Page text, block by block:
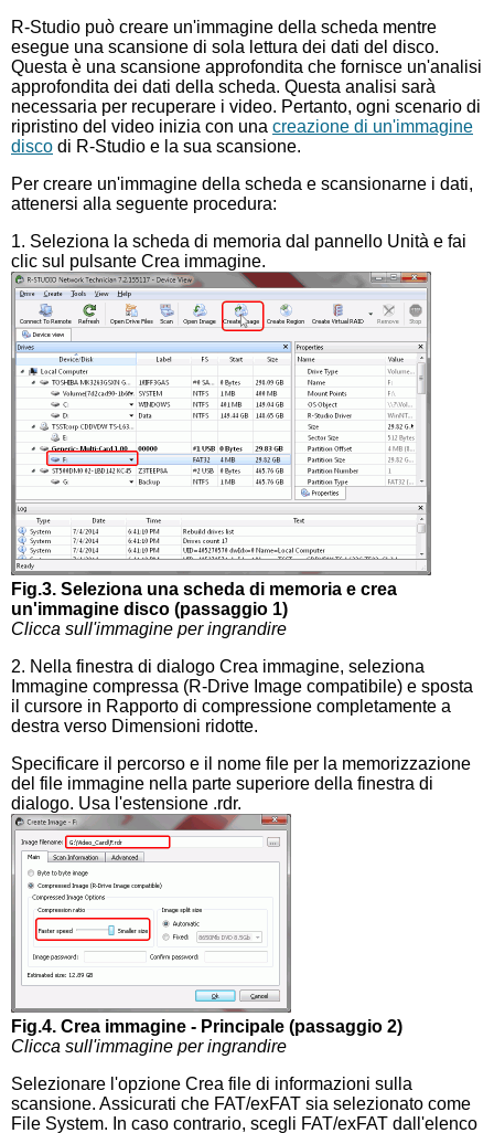
R-Studio può creare un'immagine della scheda mentre
esegue una scansione di sola lettura dei dati del disco.
Questa è una scansione approfondita che fornisce un'analisi
approfondita dei dati della scheda. Questa analisi sarà
necessaria per recuperare i video. Pertanto, ogni scenario di
ripristino del video inizia con una creazione di un'immagine
disco di R-Studio e la sua scansione.
Per creare un'immagine della scheda e scansionarne i dati,
attenersi alla seguente procedura:
1. Seleziona la scheda di memoria dal pannello Unità e fai
clic sul pulsante Crea immagine.
Fig.3. Seleziona una scheda di memoria e crea
un'immagine disco (passaggio 1)
Clicca sull'immagine per ingrandire
2. Nella finestra di dialogo Crea immagine, seleziona
Immagine compressa (R-Drive Image compatibile) e sposta
il cursore in Rapporto di compressione completamente a
destra verso Dimensioni ridotte.
Specificare il percorso e il nome file per la memorizzazione
del file immagine nella parte superiore della finestra di
dialogo. Usa l'estensione .rdr.
Fig.4. Crea immagine - Principale (passaggio 2)
Clicca sull'immagine per ingrandire
Selezionare l'opzione Crea file di informazioni sulla
scansione. Assicurati che FAT/exFAT sia selezionato come
File System. In caso contrario, scegli FAT/exFAT dall'elenco